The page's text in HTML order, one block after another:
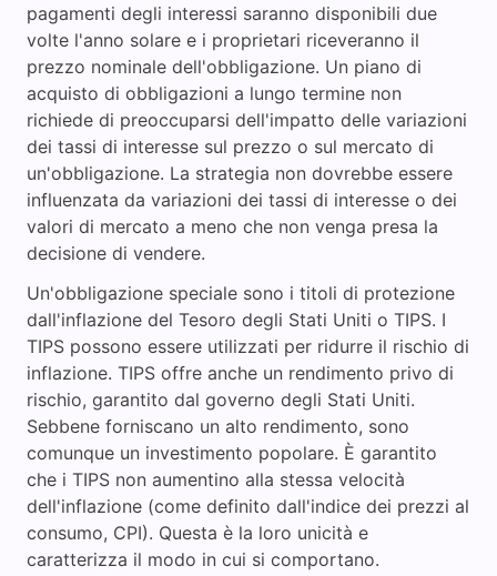
pagamenti degli interessi saranno disponibili due
volte l'anno solare e i proprietari riceveranno il
prezzo nominale dell'obbligazione. Un piano di
acquisto di obbligazioni a lungo termine non
richiede di preoccuparsi dell'impatto delle variazioni
dei tassi di interesse sul prezzo o sul mercato di
un'obbligazione. La strategia non dovrebbe essere
influenzata da variazioni dei tassi di interesse o dei
valori di mercato a meno che non venga presa la
decisione di vendere.
Un'obbligazione speciale sono i titoli di protezione
dall'inflazione del Tesoro degli Stati Uniti o TIPS. I
TIPS possono essere utilizzati per ridurre il rischio di
inflazione. TIPS offre anche un rendimento privo di
rischio, garantito dal governo degli Stati Uniti.
Sebbene forniscano un alto rendimento, sono
comunque un investimento popolare. È garantito
che i TIPS non aumentino alla stessa velocità
dell'inflazione (come definito dall'indice dei prezzi al
consumo, CPI). Questa è la loro unicità e
caratterizza il modo in cui si comportano.